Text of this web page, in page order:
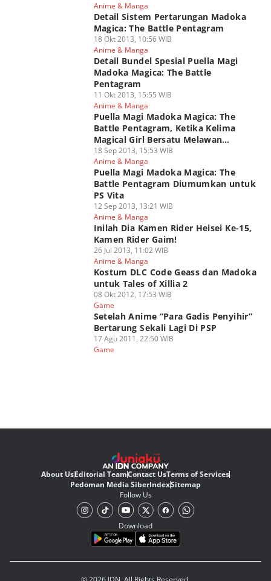
Anime & Manga
Detail Sistem Pertarungan Madoka
Magica: The Battle Pentagram
18 Okt 2013, 10:56 WIB
Anime & Manga
Detail Bundel Spesial Puella Magi
Madoka Magica: The Battle
Pentagram
11 Okt 2013, 15:55 WIB
Anime & Manga
Puella Magi Madoka Magica: The
Battle Pentagram, Ketika Kelima
Magical Girl Bersatu Melawan
Walpurgis Night
18 Sep 2013, 15:53 WIB
Anime & Manga
Puella Magi Madoka Magica: The
Battle Pentagram Diumumkan untuk
PS Vita
12 Sep 2013, 13:21 WIB
Anime & Manga
Inilah Dia Kamen Rider Heisei Ke-15,
Kamen Rider Gaim!
26 Jul 2013, 11:02 WIB
Anime & Manga
Kostum DLC Code Geass dan Madoka
untuk Tales of Xillia 2
08 Okt 2012, 17:53 WIB
Game
Setelah Anime “Para Gadis Penyihir”
Bertarung Sekali Lagi Di PSP
17 Agu 2011, 22:50 WIB
Game
About UsEditorial TeamContact UsTerms of Services
Pedoman Media SiberIndexSitemap
Follow Us
Download